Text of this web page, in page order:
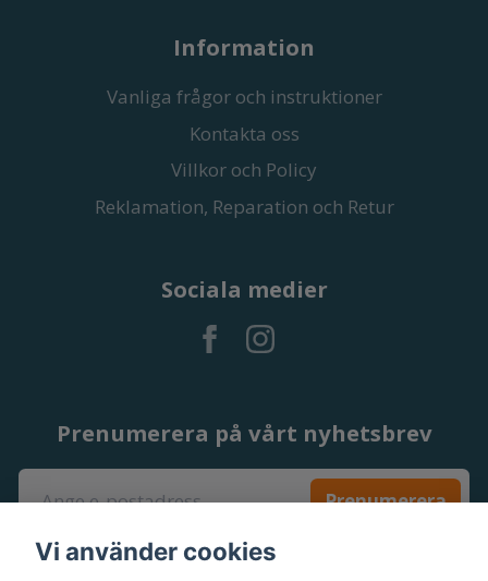
Information
Vanliga frågor och instruktioner
Kontakta oss
Villkor och Policy
Reklamation, Reparation och Retur
Sociala medier
Prenumerera på vårt nyhetsbrev
Prenumerera
Vi använder cookies